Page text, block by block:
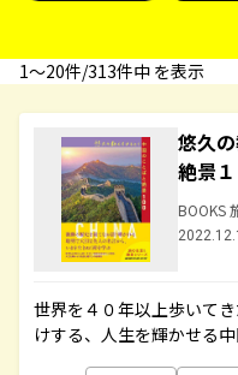
1〜20件/313件中 を表示
悠久
絶景
BOOKS
世界を４０年以上歩いて
けする、人生を輝かせる